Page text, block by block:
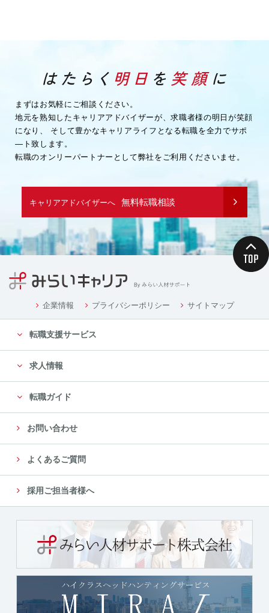
まずはお気軽にご相談ください。
地元を熟知したキャリアアドバイザーが、求職者様の明日が笑顔
になり、
そして豊かなキャリアライフとなる転職を全力でサポ
―ト致します。
転職のオンリーパートナーとして弊社をご利用くださいませ。
キャリアアドバイザーへ 無料転職相談
企業情報 プライバシーポリシー サイトマップ
転職支援サービス
求人情報
転職ガイド
お問い合わせ
よくあるご質問
採用ご担当者様へ